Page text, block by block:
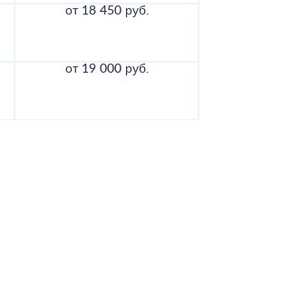
от 18 450 руб.
от 19 000 руб.